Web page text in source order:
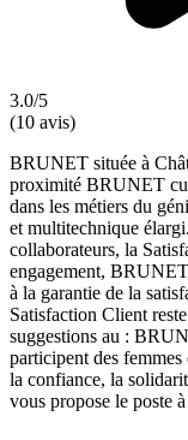
3.0/5
(10 avis)
BRUNET située à
proximité BRUNET
dans les métiers du
et multitechnique
collaborateurs, la
engagement,
à la garantie de la
Satisfaction Client
suggestions au :
participent des
la confiance, la
vous propose le poste